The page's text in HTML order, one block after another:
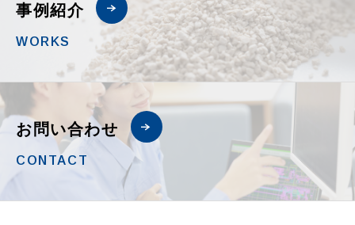
事例紹介
WORKS
お問い合わせ
CONTACT